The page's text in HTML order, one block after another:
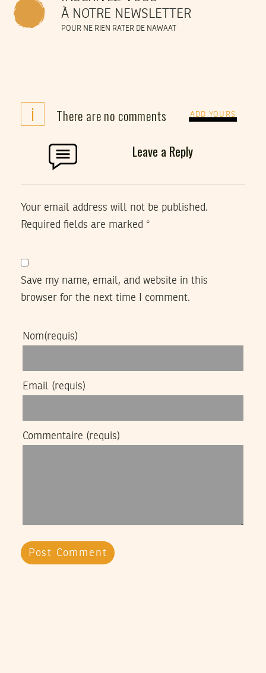
À NOTRE NEWSLETTER
POUR NE RIEN RATER DE NAWAAT
i There are no comments ADD YOURS
Leave a Reply
Your email address will not be published.
Required fields are marked *
Save my name, email, and website in this
browser for the next time I comment.
Nom(requis)
Email (requis)
Commentaire (requis)